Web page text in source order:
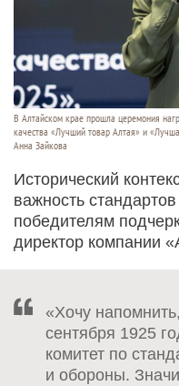
В Алтайском крае прошла церемония
качества «Лучший товар Алтая» и
Анна Зайкова
Исторический
важность
победителям
директор компании
«Хочу
сентября 1925
комитет по
и обороны.